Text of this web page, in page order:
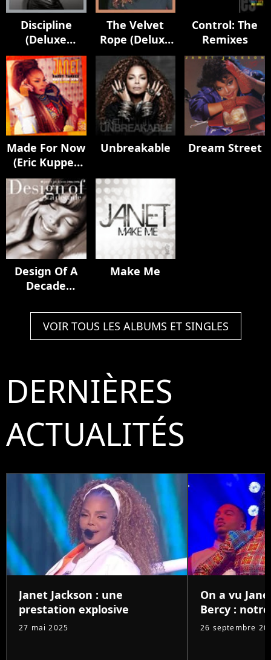
Discipline
(Deluxe
Edition)
The Velvet
Rope (Deluxe
Edition)
Control: The
Remixes
Made For Now
(Eric Kupper
Remix)
Unbreakable Dream Street
Design Of A
Decade
Make Me
VOIR TOUS LES ALBUMS ET SINGLES
DERNIÈRES
ACTUALITÉS
Janet Jackson : une
prestation explosive
27 mai 2025
On a vu
Bercy :
26 septembre